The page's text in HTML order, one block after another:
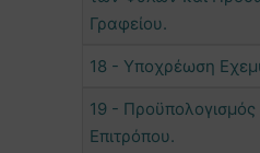
Γραφείου.
18 - Υποχρέωση
19 - Προϋπολογισμός
Επιτρόπου.